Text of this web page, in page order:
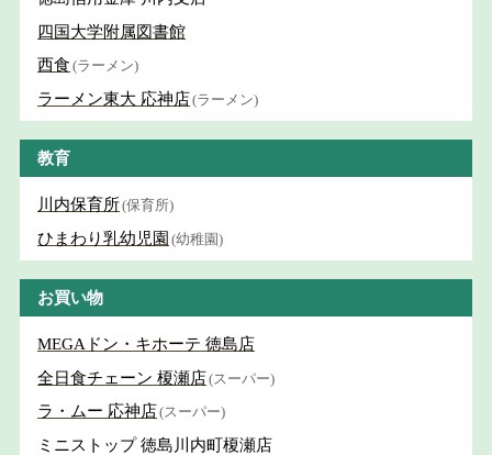
四国大学附属図書館
西食 (ラーメン)
ラーメン東大 応神店(ラーメン)
教育
川内保育所(保育所)
ひまわり乳幼児園 (幼稚園)
お買い物
MEGAドン・キホーテ 徳島店
全日食チェーン 榎瀬店(スーパー)
ラ・ムー 応神店(スーパー)
ミニストップ 徳島川内町榎瀬店